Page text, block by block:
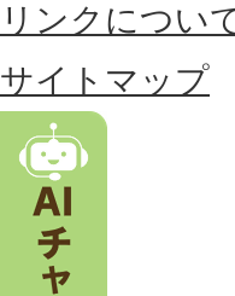
す
る
市
。
リンクについ
サイトマップ